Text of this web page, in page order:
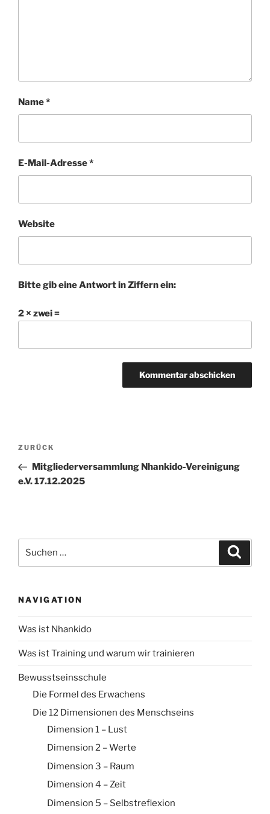
Name*
E-Mail-Adresse*
Website
Bitte gib eine Antwort in Ziffern ein:
2 × zwei =
Beitragsnavigation
Vorheriger
Beitrag
ZURÜCK
Mitgliederversammlung Nhankido-Vereinigung
e.V. 17.12.2025
nach:
NAVIGATION
Was ist Nhankido
Was ist Training und warum wir trainieren
Bewusstseinsschule
Die Formel des Erwachens
Die 12 Dimensionen des Menschseins
Dimension 1 – Lust
Dimension 2 – Werte
Dimension 3 – Raum
Dimension 4 – Zeit
Dimension 5 – Selbstreflexion